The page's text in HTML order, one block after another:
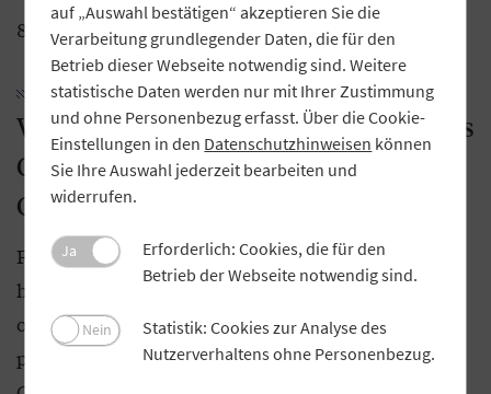
Weitere Themen
Worin liegt der praktische Mehrwert des
Geno-Handbuchs für junge
Genossenschaften?
Für alle Themen gibt es Checklisten, Vorlagen und
hilfreiche Links. So haben die Gremienmitglieder
oder Mitarbeitenden für jeden Arbeitsschritt das
passende Werkzeug zur Hand. Beispiel
auf „Auswahl bestätigen“ akzeptieren Sie die
Verarbeitung grundlegender Daten, die für den
Betrieb dieser Webseite notwendig sind. Weitere
statistische Daten werden nur mit Ihrer Zustimmung
und ohne Personenbezug erfasst. Über die Cookie-
Einstellungen in den Datenschutzhinweisen können
Sie Ihre Auswahl jederzeit bearbeiten und
widerrufen.
Ja
Erforderlich: Cookies, die für den
Betrieb der Webseite notwendig sind.
Nein
Statistik: Cookies zur Analyse des
Nutzerverhaltens ohne Personenbezug.